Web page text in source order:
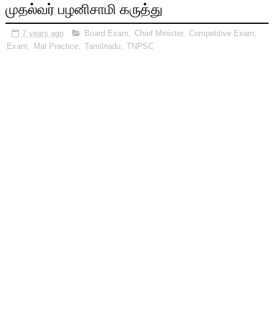
முதல்வர் பழனிசாமி கருத்து
7 years ago Board Exam Chief Minister, Competitive Exam
Exam
Mal Practice, Tamilnadu TNPSC